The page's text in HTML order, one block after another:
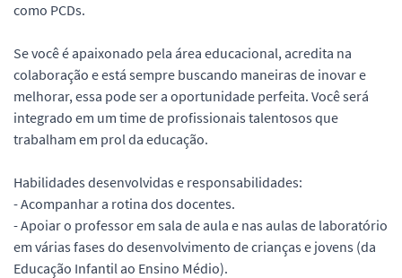
como PCDs.
Se você é apaixonado pela área educacional, acredita na
colaboração e está sempre buscando maneiras de inovar e
melhorar, essa pode ser a oportunidade perfeita. Você será
integrado em um time de profissionais talentosos que
trabalham em prol da educação.
Habilidades desenvolvidas e responsabilidades:
- Acompanhar a rotina dos docentes.
- Apoiar o professor em sala de aula e nas aulas de laboratório
em várias fases do desenvolvimento de crianças e jovens (da
Educação Infantil ao Ensino Médio).